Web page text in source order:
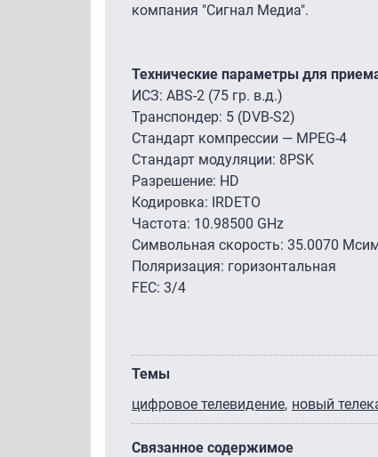
компания "Сигнал Медиа".
Технические параметры для
ИСЗ: ABS-2 (75 гр. в.д.)
Транспондер: 5 (DVB-S2)
Стандарт компрессии — MPEG-4
Стандарт модуляции: 8PSK
Разрешение: HD
Кодировка: IRDETO
Частота: 10.98500 GHz
Символьная скорость: 35.0070
Поляризация: горизонтальная
FEC: 3/4
Темы
цифровое телевидение новый
Связанное содержимое